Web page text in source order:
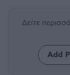
Δείτε
Add